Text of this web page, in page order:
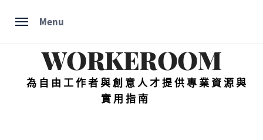
Menu
WORKEROOM
為自由工作者與創意人才提供專業資源與
實用指南